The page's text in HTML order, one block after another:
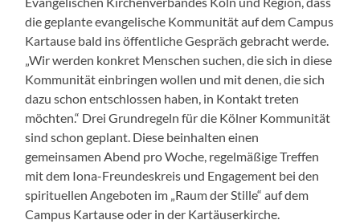
die geplante evangelische Kommunität auf dem Campus
Kartause bald ins öffentliche Gespräch gebracht werde.
„Wir werden konkret Menschen suchen, die sich in diese
Kommunität einbringen wollen und mit denen, die sich
dazu schon entschlossen haben, in Kontakt treten
möchten.“ Drei Grundregeln für die Kölner Kommunität
sind schon geplant. Diese beinhalten einen
gemeinsamen Abend pro Woche, regelmäßige Treffen
mit dem Iona-Freundeskreis und Engagement bei den
spirituellen Angeboten im „Raum der Stille“ auf dem
Campus Kartause oder in der Kartäuserkirche.